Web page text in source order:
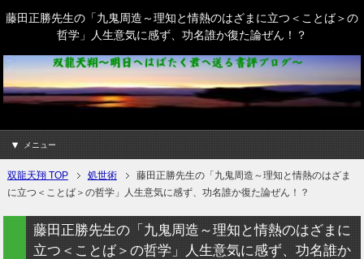
藤田正勝先生の「九鬼周造～理知と情熱のはざまに立つ＜ことば＞の
哲学」人生意気に感ず、功名誰か復た論ぜん！？
メニュー
双龍天翔 TOP 処世術
藤田正勝先生の「九鬼周造～理知と情熱のはざま
に立つ＜ことば＞の哲学」人生意気に感ず、功名誰か復た論ぜん！？
藤田正勝先生の「九鬼周造～理知と情熱のはざまに
立つ＜ことば＞の哲学」人生意気に感ず、功名誰か